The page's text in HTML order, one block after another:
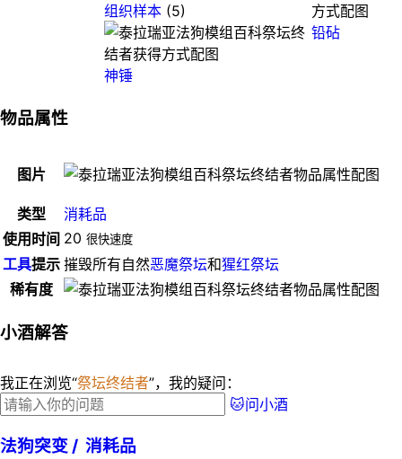
组织样本 (5)
神锤
铅砧
物品属性
图片
类型
消耗品
使用时间 20 很快速度
工具提示 摧毁所有自然恶魔祭坛和猩红祭坛
稀有度
小酒解答
我正在浏览“祭坛终结者”，我的疑问：
🐱问小酒
法狗突变 / 消耗品